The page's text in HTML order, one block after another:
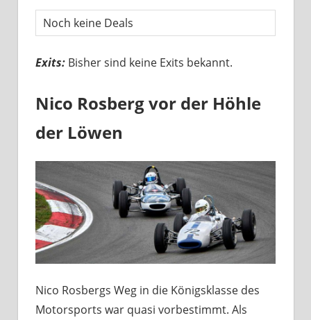
Noch keine Deals
Exits: Bisher sind keine Exits bekannt.
Nico Rosberg vor der Höhle
der Löwen
Nico Rosbergs Weg in die Königsklasse des
Motorsports war quasi vorbestimmt. Als